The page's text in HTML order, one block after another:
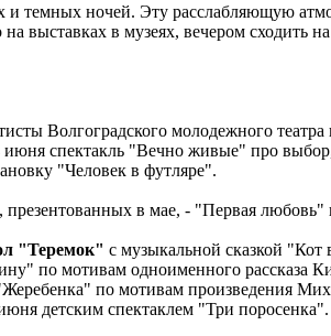
темных ночей. Эту расслабляющую
выставках в музеях, вечером сходить
Волгоградского молодежного
спектакль "Вечно живые" про выбор,
"Человек в футляре".
презентованных в мае, - "Первая
"Теремок" с музыкальной сказкой "Кот
по мотивам одноименного рассказа
по мотивам произведения
детским спектаклем "Три поросенка".